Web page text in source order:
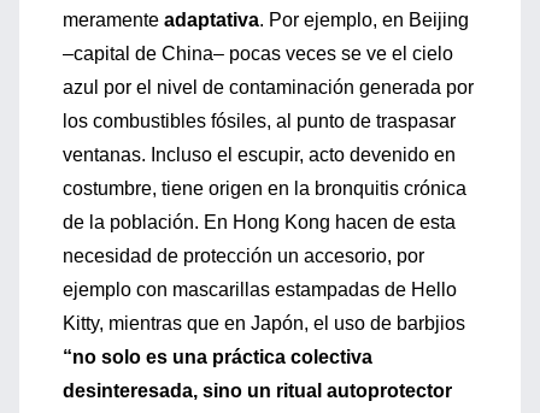
meramente adaptativa. Por ejemplo, en Beijing
–capital de China– pocas veces se ve el cielo
azul por el nivel de contaminación generada por
los combustibles fósiles, al punto de traspasar
ventanas. Incluso el escupir, acto devenido en
costumbre, tiene origen en la bronquitis crónica
de la población. En Hong Kong hacen de esta
necesidad de protección un accesorio, por
ejemplo con mascarillas estampadas de Hello
Kitty, mientras que en Japón, el uso de barbjios
“no solo es una práctica colectiva
desinteresada, sino un ritual autoprotector